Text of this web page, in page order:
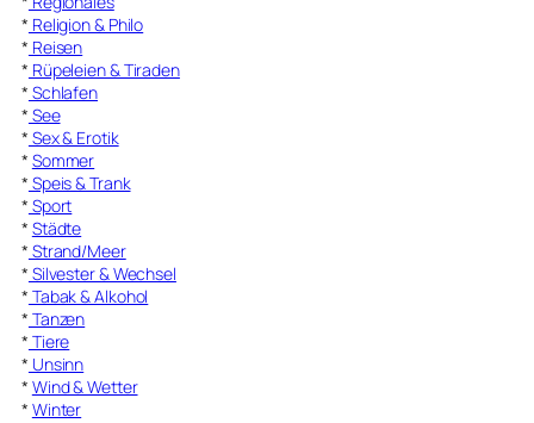
* Religion & Philo
* Reisen
* Rüpeleien & Tiraden
* Schlafen
* See
* Sex & Erotik
* Sommer
* Speis & Trank
* Sport
* Städte
* Strand/Meer
* Silvester & Wechsel
* Tabak & Alkohol
* Tanzen
* Tiere
* Unsinn
* Wind & Wetter
* Winter